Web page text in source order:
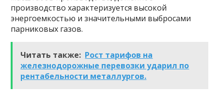
производство характеризуется высокой
энергоемкостью и значительными выбросами
парниковых газов.
Читать также: Рост тарифов на
железнодорожные перевозки ударил по
рентабельности металлургов.